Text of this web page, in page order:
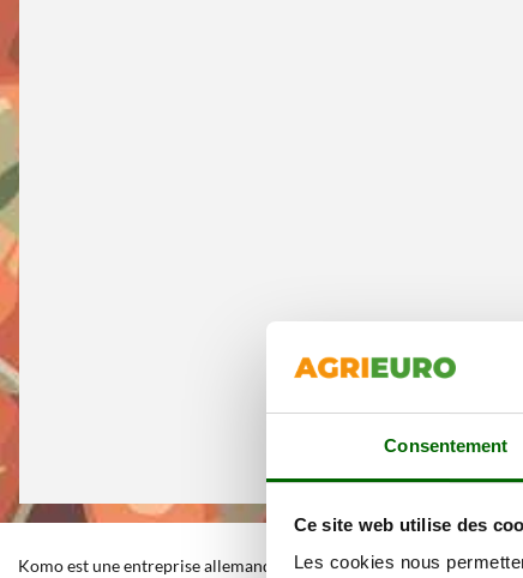
Consentement
Ce site web utilise des
Les cookies nous
Komo est une entreprise allemande spécialisée, depuis plus de 30